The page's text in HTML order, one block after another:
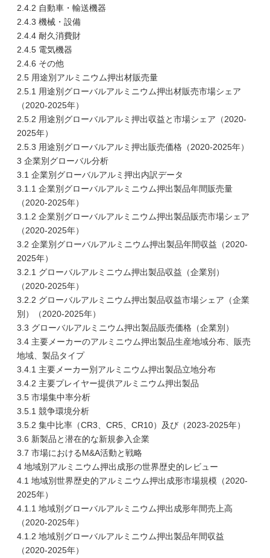
2.4.2 自動車・輸送機器
2.4.3 機械・設備
2.4.4 耐久消費財
2.4.5 電気機器
2.4.6 その他
2.5 用途別アルミニウム押出材販売量
2.5.1 用途別グローバルアルミニウム押出材販売市場シェア
（2020-2025年）
2.5.2 用途別グローバルアルミ押出収益と市場シェア（2020-
2025年）
2.5.3 用途別グローバルアルミ押出販売価格（2020-2025年）
3 企業別グローバル分析
3.1 企業別グローバルアルミ押出内訳データ
3.1.1 企業別グローバルアルミニウム押出製品年間販売量
（2020-2025年）
3.1.2 企業別グローバルアルミニウム押出製品販売市場シェア
（2020-2025年）
3.2 企業別グローバルアルミニウム押出製品年間収益（2020-
2025年）
3.2.1 グローバルアルミニウム押出製品収益（企業別）
（2020-2025年）
3.2.2 グローバルアルミニウム押出製品収益市場シェア（企業
別）（2020-2025年）
3.3 グローバルアルミニウム押出製品販売価格（企業別）
3.4 主要メーカーのアルミニウム押出製品生産地域分布、販売
地域、製品タイプ
3.4.1 主要メーカー別アルミニウム押出製品立地分布
3.4.2 主要プレイヤー提供アルミニウム押出製品
3.5 市場集中率分析
3.5.1 競争環境分析
3.5.2 集中比率（CR3、CR5、CR10）及び（2023-2025年）
3.6 新製品と潜在的な新規参入企業
3.7 市場におけるM&A活動と戦略
4 地域別アルミニウム押出成形の世界歴史的レビュー
4.1 地域別世界歴史的アルミニウム押出成形市場規模（2020-
2025年）
4.1.1 地域別グローバルアルミニウム押出成形年間売上高
（2020-2025年）
4.1.2 地域別グローバルアルミニウム押出製品年間収益
（2020-2025年）